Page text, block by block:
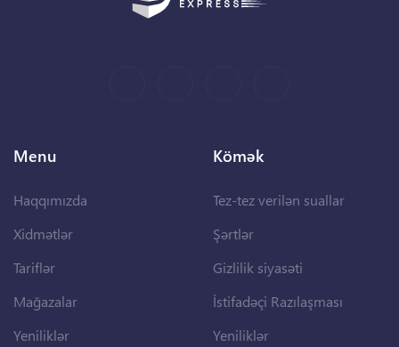
Menu
Haqqımızda
Xidmətlər
Tariflər
Mağazalar
Yeniliklər
Kömək
Tez-tez verilən suallar
Şərtlər
Gizlilik siyasəti
İstifadəçi Razılaşması
Yeniliklər